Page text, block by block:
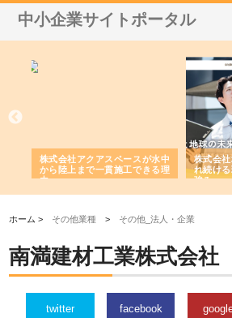
中小企業サイトポータル
株式会社アクアスペースが水中
から陸上まで一貫施工できる理
由
株式会
れ続け
強み
ホーム > その他業種 > その他_法人・企業
南満建材工業株式会社
twitter facebook